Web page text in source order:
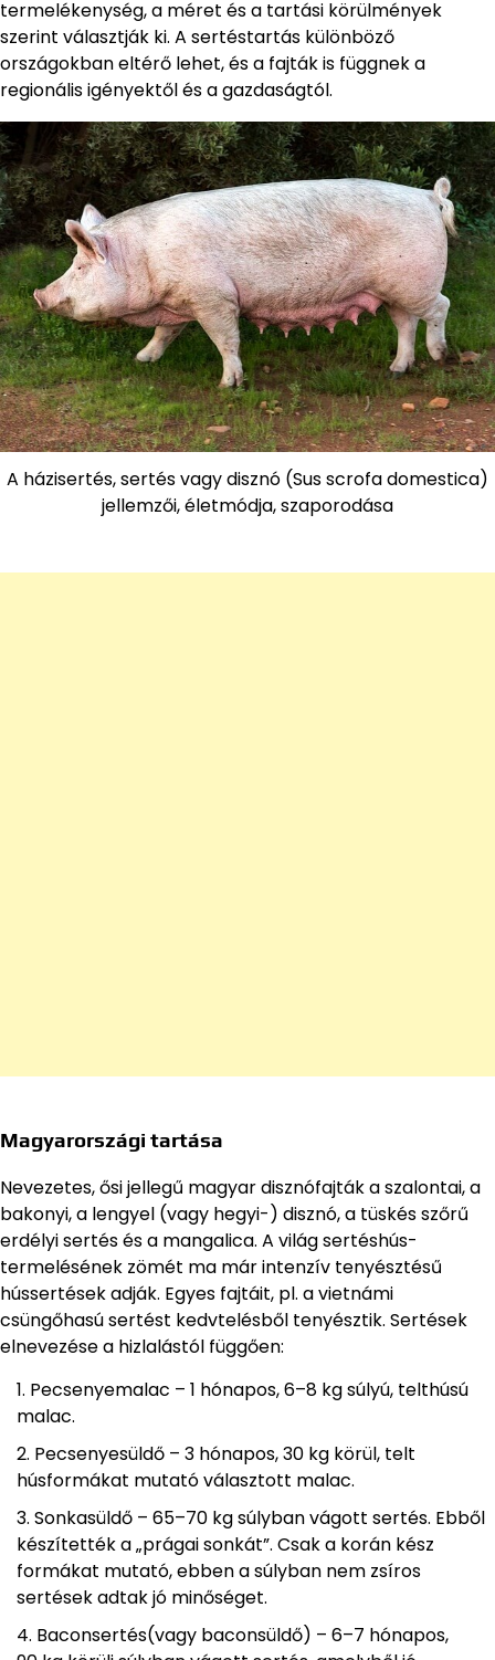
termelékenység, a méret és a tartási körülmények
szerint választják ki. A sertéstartás különböző
országokban eltérő lehet, és a fajták is függnek a
regionális igényektől és a gazdaságtól.
A házisertés, sertés vagy disznó (Sus scrofa domestica)
jellemzői, életmódja, szaporodása
Magyarországi tartása
Nevezetes, ősi jellegű magyar disznófajták a szalontai, a
bakonyi, a lengyel (vagy hegyi-) disznó, a tüskés szőrű
erdélyi sertés és a mangalica. A világ sertéshús-
termelésének zömét ma már intenzív tenyésztésű
hússertések adják. Egyes fajtáit, pl. a vietnámi
csüngőhasú sertést kedvtelésből tenyésztik. Sertések
elnevezése a hizlalástól függően:
Pecsenyemalac – 1 hónapos, 6–8 kg súlyú, telthúsú
malac.
Pecsenyesüldő – 3 hónapos, 30 kg körül, telt
húsformákat mutató választott malac.
Sonkasüldő – 65–70 kg súlyban vágott sertés. Ebből
készítették a „prágai sonkát”. Csak a korán kész
formákat mutató, ebben a súlyban nem zsíros
sertések adtak jó minőséget.
Baconsertés(vagy baconsüldő) – 6–7 hónapos,